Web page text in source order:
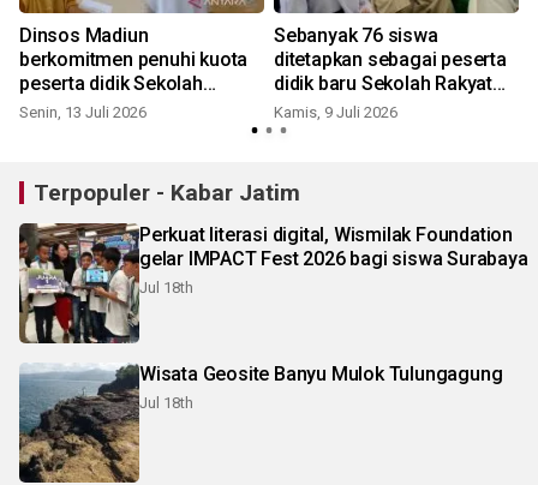
Dinsos Madiun
berkomitmen penuhi kuota
peserta didik Sekolah
Rakyat
Senin, 13 Juli 2026
Sebanyak 76 siswa
ditetapkan sebagai peserta
didik baru Sekolah Rakyat
Ponorogo
Kamis, 9 Juli 2026
Terpopuler - Kabar Jatim
Perkuat literasi digital, Wismilak Foundation
gelar IMPACT Fest 2026 bagi siswa Surabaya
Jul 18th
Wisata Geosite Banyu Mulok Tulungagung
Jul 18th